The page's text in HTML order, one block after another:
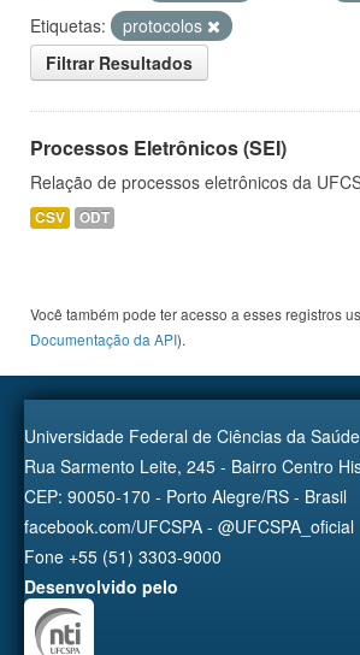
Etiquetas:
protocolos
Filtrar Resultados
Processos Eletrônicos (SEI)
Relação de processos eletrônicos da
CSV ODT
Você também pode ter acesso a esses registros
Documentação da API).
Universidade Federal de Ciências da
Rua Sarmento Leite, 245 - Bairro Centro
CEP: 90050-170 - Porto Alegre/RS - Brasil
facebook.com/UFCSPA - @UFCSPA_oficial
Fone +55 (51) 3303-9000
Desenvolvido pelo